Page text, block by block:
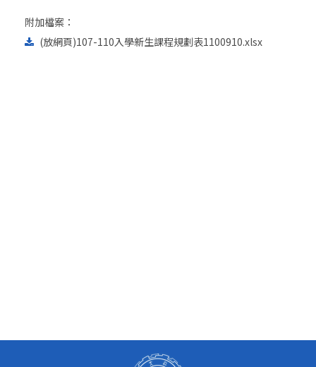
附加檔案：
(放網頁)107-110入學新生課程規劃表1100910.xlsx